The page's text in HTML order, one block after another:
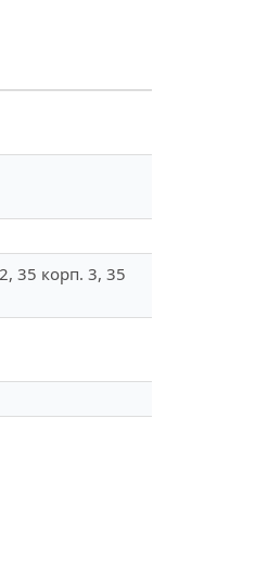
35 корп. 3, 35